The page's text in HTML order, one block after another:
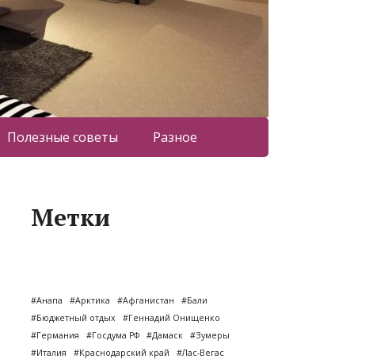
Полезные советы Разное
Метки
#Анапа #Арктика #Афганистан
#Бали
#Бюджетный отдых
#Геннадий Онищенко
#Германия
#Госдума РФ #Дамаск
#Зумеры
#Италия
#Краснодарский край
#Лас-Вегас